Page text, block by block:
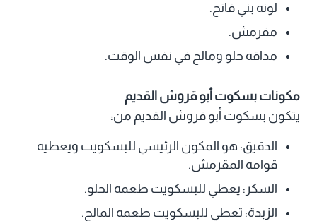
لونه بني فاتح.
مقرمش.
مذاقه حلو ومالح في نفس الوقت.
مكونات بسكوت أبو قروش القديم
يتكون بسكوت أبو قروش القديم من:
الدقيق: هو المكون الرئيسي للبسكويت ويعطيه
قوامه المقرمش.
السكر: يعطي للبسكويت طعمه الحلو.
الزبدة: تعطي للبسكويت طعمه المالح.